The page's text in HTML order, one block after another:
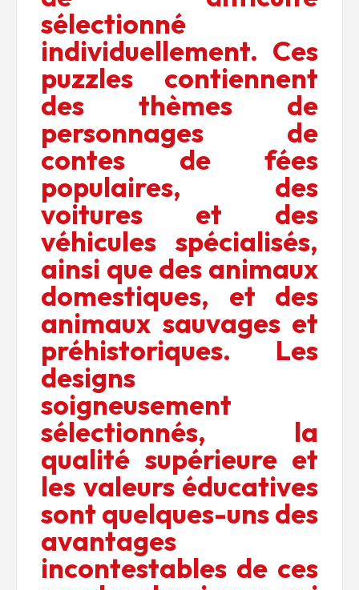
sélectionné
individuellement. Ces
puzzles contiennent
des thèmes de
personnages de
contes de fées
populaires, des
voitures et des
véhicules spécialisés,
ainsi que des animaux
domestiques, et des
animaux sauvages et
préhistoriques. Les
designs
soigneusement
sélectionnés, la
qualité supérieure et
les valeurs éducatives
sont quelques-uns des
avantages
incontestables de ces